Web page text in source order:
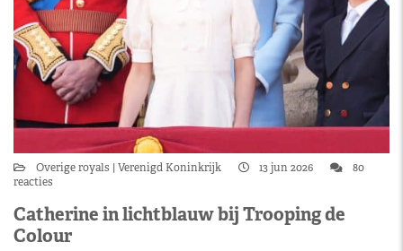
Overige royals Verenigd Koninkrijk 13 jun 2026
80
reacties
Catherine in lichtblauw bij Trooping de
Colour